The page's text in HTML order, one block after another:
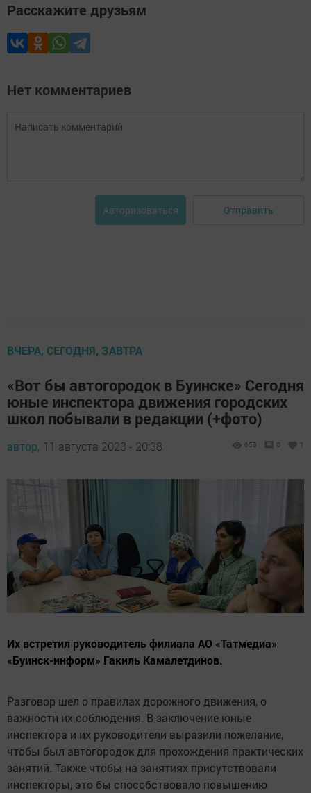
Расскажите друзьям
Нет комментариев
Авторизоваться Отправить
ВЧЕРА, СЕГОДНЯ, ЗАВТРА
«Вот бы автогородок в Буинске» Сегодня
юные инспектора движения городских
школ побывали в редакции (+фото)
автор, 11 августа 2023 - 20:38 655 0 1
Их встретил руководитель филиала АО «Татмедиа»
«Буинск-информ» Гакиль Камалетдинов.
Разговор шел о правилах дорожного движения, о
важности их соблюдения. В заключение юные
инспектора и их руководители выразили пожелание,
чтобы был автогородок для прохождения практических
занятий. Также чтобы на занятиях присутствовали
инспекторы, это бы способствовало повышению